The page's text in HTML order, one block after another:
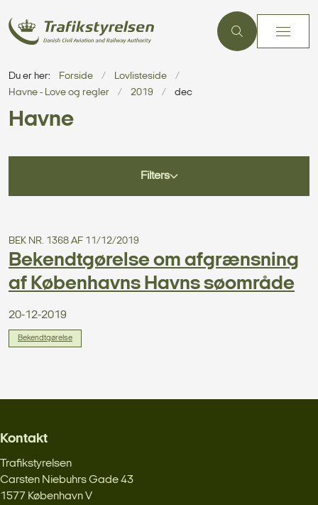
Du er her: Forside
Lovlisteside
Havne - Love og regler
2019 dec
Havne
Filters
BEK NR. 1368 AF 11/12/2019
Bekendtgørelse om afgrænsning
af Københavns Havns søområde
20-12-2019
Bekendtgørelse
Kontakt
Trafikstyrelsen
Carsten Niebuhrs Gade 43
1577 København V